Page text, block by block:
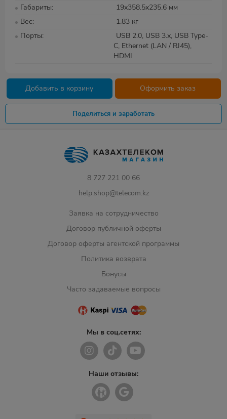
Габариты
19x358.5x235.6 мм
Вес
1.83 кг
Порты
USB 2.0, USB 3.x, USB Type-
C, Ethernet (LAN / RJ45),
HDMI
Добавить в корзину Оформить заказ
Поделиться и заработать
8 727 221 00 66
help.shop@telecom.kz
Заявка на сотрудничество
Договор публичной оферты
Договор оферты агентской программы
Политика возврата
Бонусы
Часто задаваемые вопросы
Мы в соц.сетях:
Наши отзывы: